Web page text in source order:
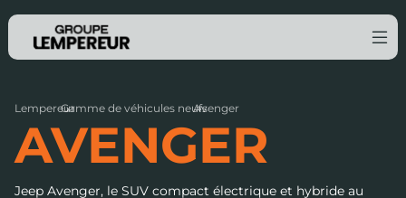
Lempereur
›
Gamme de véhicules neufs
›
Avenger
AVENGER
Jeep Avenger, le SUV compact électrique et hybride au